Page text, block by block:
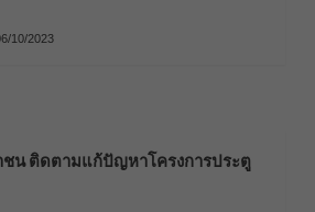
10/2023
ชน ติดตามแก้ปัญหาโครงการประตู